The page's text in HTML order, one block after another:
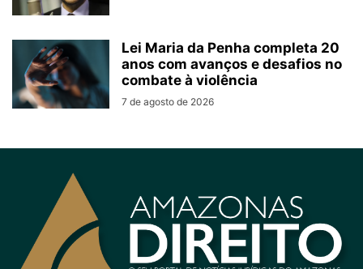
Lei Maria da Penha completa 20
anos com avanços e desafios no
combate à violência
7 de agosto de 2026